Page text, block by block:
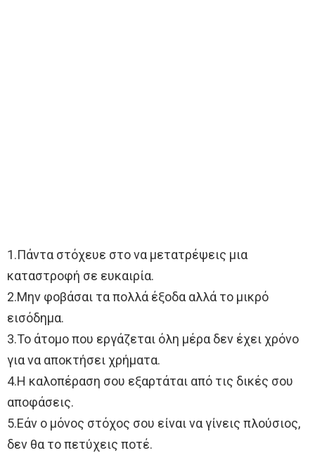
1.Πάντα στόχευε στο να μετατρέψεις μια
καταστροφή σε ευκαιρία.
2.Μην φοβάσαι τα πολλά έξοδα αλλά το μικρό
εισόδημα.
3.Το άτομο που εργάζεται όλη μέρα δεν έχει χρόνο
για να αποκτήσει χρήματα.
4.Η καλοπέραση σου εξαρτάται από τις δικές σου
αποφάσεις.
5.Εάν ο μόνος στόχος σου είναι να γίνεις πλούσιος,
δεν θα το πετύχεις ποτέ.